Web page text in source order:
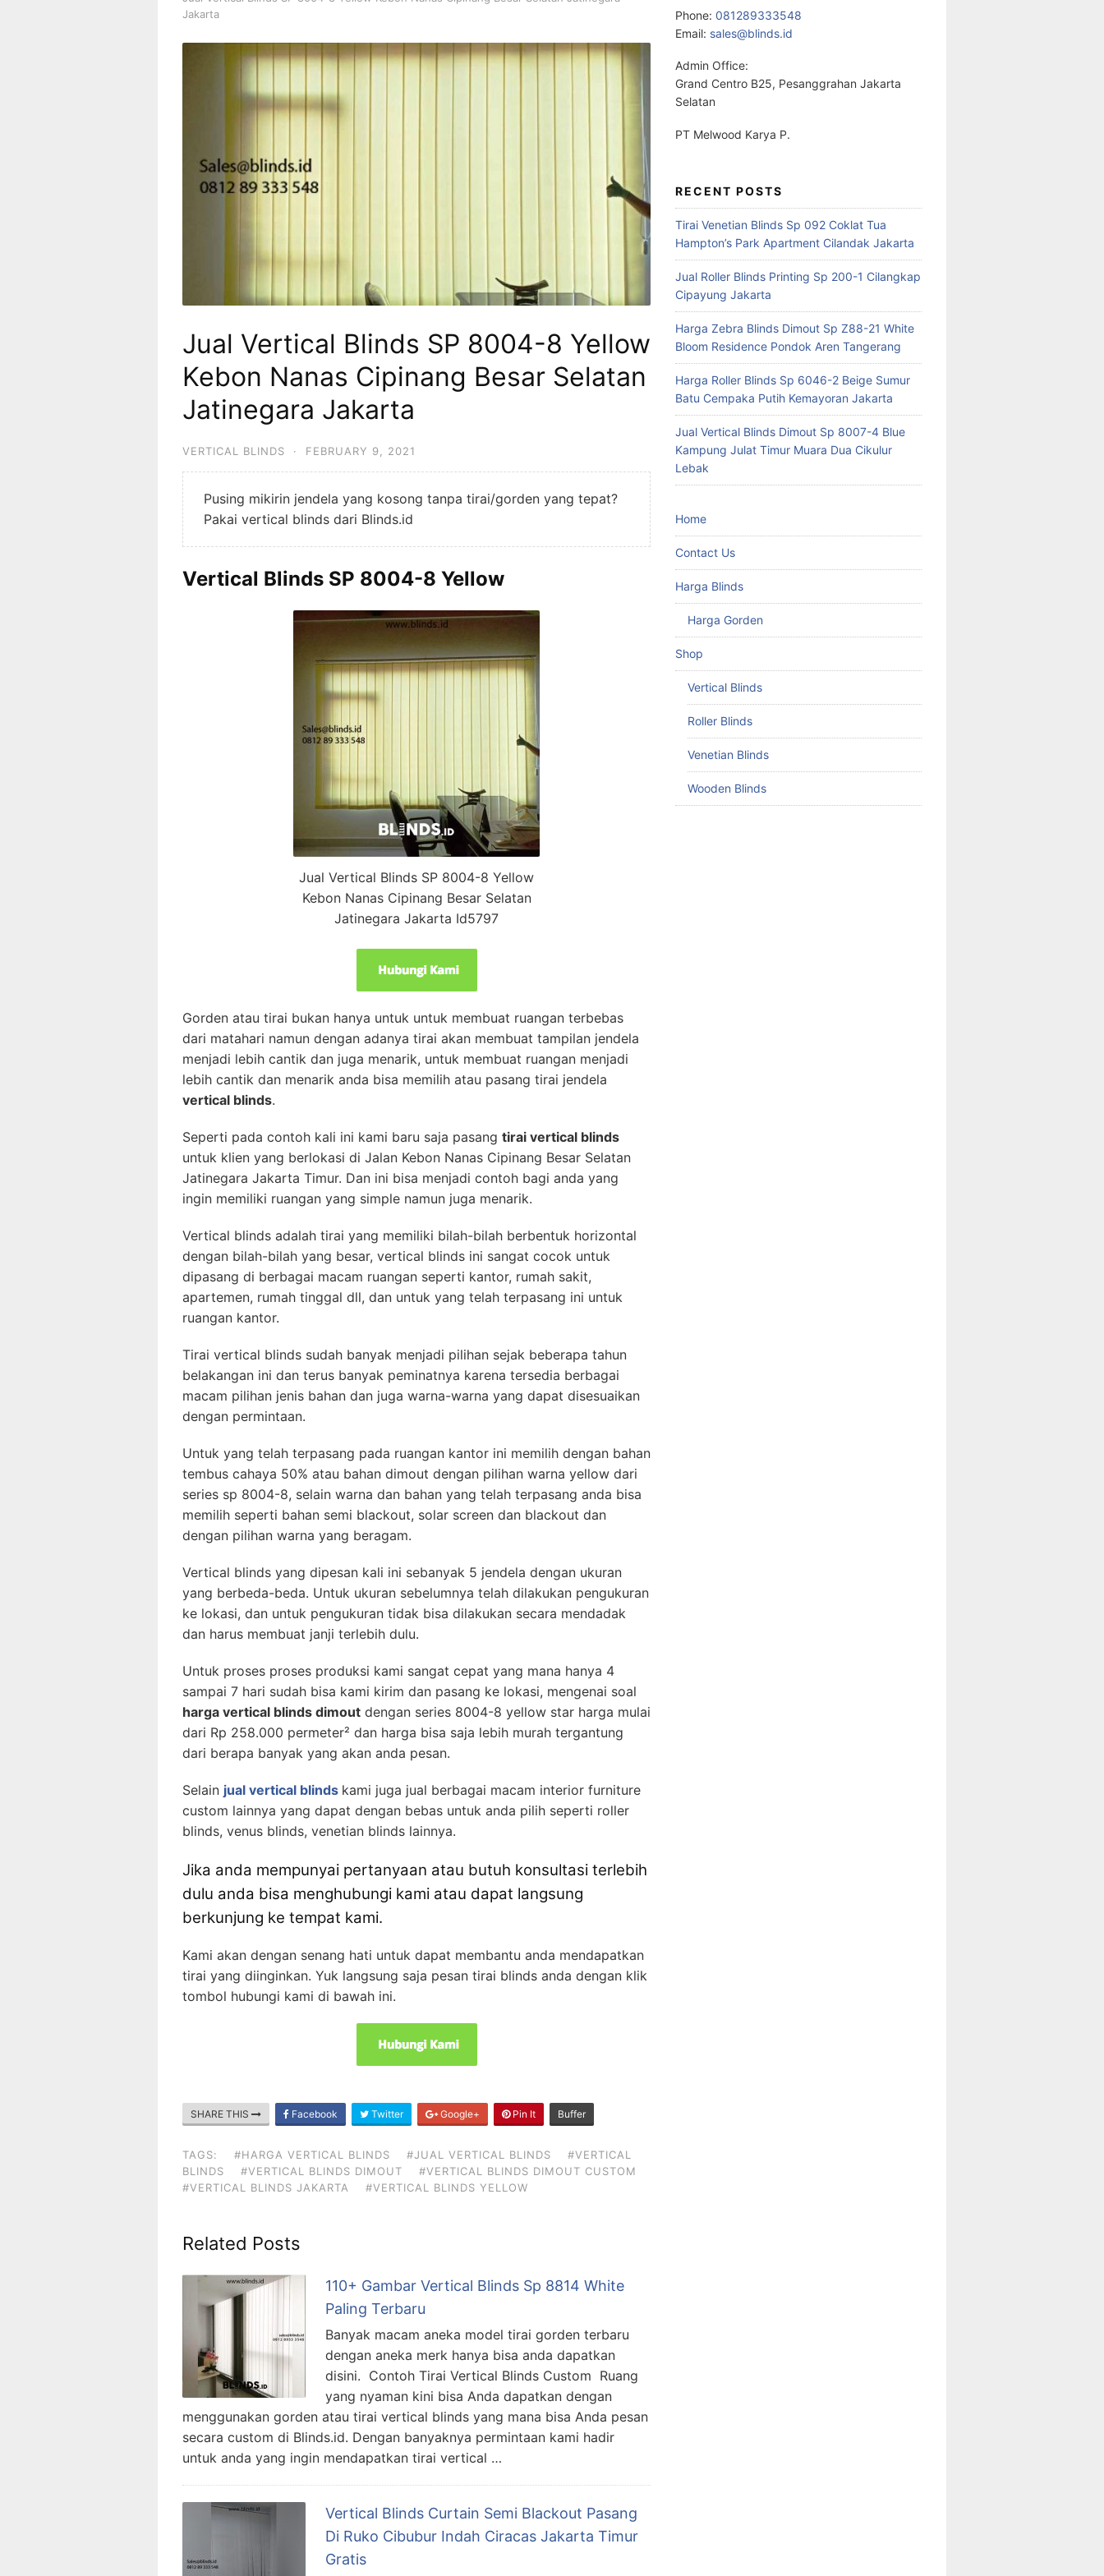
Jakarta
Jual Vertical Blinds SP 8004-8 Yellow
Kebon Nanas Cipinang Besar Selatan
Jatinegara Jakarta
VERTICAL BLINDS · FEBRUARY 9, 2021
Pusing mikirin jendela yang kosong tanpa tirai/gorden yang tepat?
Pakai vertical blinds dari Blinds.id
Vertical Blinds SP 8004-8 Yellow
Jual Vertical Blinds SP 8004-8 Yellow
Kebon Nanas Cipinang Besar Selatan
Jatinegara Jakarta Id5797
Gorden atau tirai bukan hanya untuk untuk membuat ruangan terbebas
dari matahari namun dengan adanya tirai akan membuat tampilan jendela
menjadi lebih cantik dan juga menarik, untuk membuat ruangan menjadi
lebih cantik dan menarik anda bisa memilih atau pasang tirai jendela
vertical blinds.
Seperti pada contoh kali ini kami baru saja pasang tirai vertical blinds
untuk klien yang berlokasi di Jalan Kebon Nanas Cipinang Besar Selatan
Jatinegara Jakarta Timur. Dan ini bisa menjadi contoh bagi anda yang
ingin memiliki ruangan yang simple namun juga menarik.
Vertical blinds adalah tirai yang memiliki bilah-bilah berbentuk horizontal
dengan bilah-bilah yang besar, vertical blinds ini sangat cocok untuk
dipasang di berbagai macam ruangan seperti kantor, rumah sakit,
apartemen, rumah tinggal dll, dan untuk yang telah terpasang ini untuk
ruangan kantor.
Tirai vertical blinds sudah banyak menjadi pilihan sejak beberapa tahun
belakangan ini dan terus banyak peminatnya karena tersedia berbagai
macam pilihan jenis bahan dan juga warna-warna yang dapat disesuaikan
dengan permintaan.
Untuk yang telah terpasang pada ruangan kantor ini memilih dengan bahan
tembus cahaya 50% atau bahan dimout dengan pilihan warna yellow dari
series sp 8004-8, selain warna dan bahan yang telah terpasang anda bisa
memilih seperti bahan semi blackout, solar screen dan blackout dan
dengan pilihan warna yang beragam.
Vertical blinds yang dipesan kali ini sebanyak 5 jendela dengan ukuran
yang berbeda-beda. Untuk ukuran sebelumnya telah dilakukan pengukuran
ke lokasi, dan untuk pengukuran tidak bisa dilakukan secara mendadak
dan harus membuat janji terlebih dulu.
Untuk proses proses produksi kami sangat cepat yang mana hanya 4
sampai 7 hari sudah bisa kami kirim dan pasang ke lokasi, mengenai soal
harga vertical blinds dimout dengan series 8004-8 yellow star harga mulai
dari Rp 258.000 permeter² dan harga bisa saja lebih murah tergantung
dari berapa banyak yang akan anda pesan.
Selain jual vertical blinds kami juga jual berbagai macam interior furniture
custom lainnya yang dapat dengan bebas untuk anda pilih seperti roller
blinds, venus blinds, venetian blinds lainnya.
Jika anda mempunyai pertanyaan atau butuh konsultasi terlebih
dulu anda bisa menghubungi kami atau dapat langsung
berkunjung ke tempat kami.
Kami akan dengan senang hati untuk dapat membantu anda mendapatkan
tirai yang diinginkan. Yuk langsung saja pesan tirai blinds anda dengan klik
tombol hubungi kami di bawah ini.
SHARE THIS Facebook Twitter Google+ Pin It Buffer
TAGS: #HARGA VERTICAL BLINDS #JUAL VERTICAL BLINDS
#VERTICAL
BLINDS
#VERTICAL BLINDS DIMOUT
#VERTICAL BLINDS DIMOUT CUSTOM
#VERTICAL BLINDS JAKARTA
#VERTICAL BLINDS YELLOW
Related Posts
110+ Gambar Vertical Blinds Sp 8814 White
Paling Terbaru
Banyak macam aneka model tirai gorden terbaru
dengan aneka merk hanya bisa anda dapatkan
disini. Contoh Tirai Vertical Blinds Custom Ruang
yang nyaman kini bisa Anda dapatkan dengan
menggunakan gorden atau tirai vertical blinds yang mana bisa Anda pesan
secara custom di Blinds.id. Dengan banyaknya permintaan kami hadir
untuk anda yang ingin mendapatkan tirai vertical …
Vertical Blinds Curtain Semi Blackout Pasang
Di Ruko Cibubur Indah Ciracas Jakarta Timur
Gratis
Phone: 081289333548
Email: sales@blinds.id
Admin Office:
Grand Centro B25, Pesanggrahan Jakarta
Selatan
PT Melwood Karya P.
RECENT POSTS
Tirai Venetian Blinds Sp 092 Coklat Tua
Hampton’s Park Apartment Cilandak Jakarta
Jual Roller Blinds Printing Sp 200-1 Cilangkap
Cipayung Jakarta
Harga Zebra Blinds Dimout Sp Z88-21 White
Bloom Residence Pondok Aren Tangerang
Harga Roller Blinds Sp 6046-2 Beige Sumur
Batu Cempaka Putih Kemayoran Jakarta
Jual Vertical Blinds Dimout Sp 8007-4 Blue
Kampung Julat Timur Muara Dua Cikulur
Lebak
Home
Contact Us
Harga Blinds
Harga Gorden
Shop
Vertical Blinds
Roller Blinds
Venetian Blinds
Wooden Blinds